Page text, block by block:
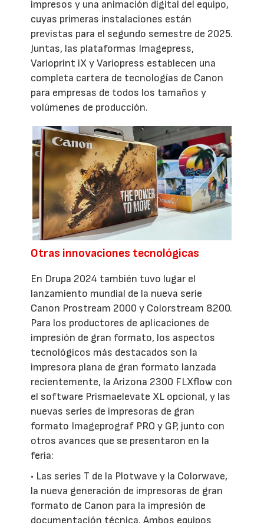
impresos y una animación digital del equipo,
cuyas primeras instalaciones están
previstas para el segundo semestre de 2025.
Juntas, las plataformas Imagepress,
Varioprint iX y Variopress establecen una
completa cartera de tecnologías de Canon
para empresas de todos los tamaños y
volúmenes de producción.
Otras innovaciones tecnológicas
En Drupa 2024 también tuvo lugar el
lanzamiento mundial de la nueva serie
Canon Prostream 2000 y Colorstream 8200.
Para los productores de aplicaciones de
impresión de gran formato, los aspectos
tecnológicos más destacados son la
impresora plana de gran formato lanzada
recientemente, la Arizona 2300 FLXflow con
el software Prismaelevate XL opcional, y las
nuevas series de impresoras de gran
formato Imageprograf PRO y GP, junto con
otros avances que se presentaron en la
feria:
• Las series T de la Plotwave y la Colorwave,
la nueva generación de impresoras de gran
formato de Canon para la impresión de
documentación técnica. Ambos equipos